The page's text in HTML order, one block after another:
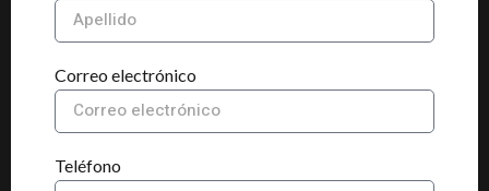
Correo electrónico
Teléfono